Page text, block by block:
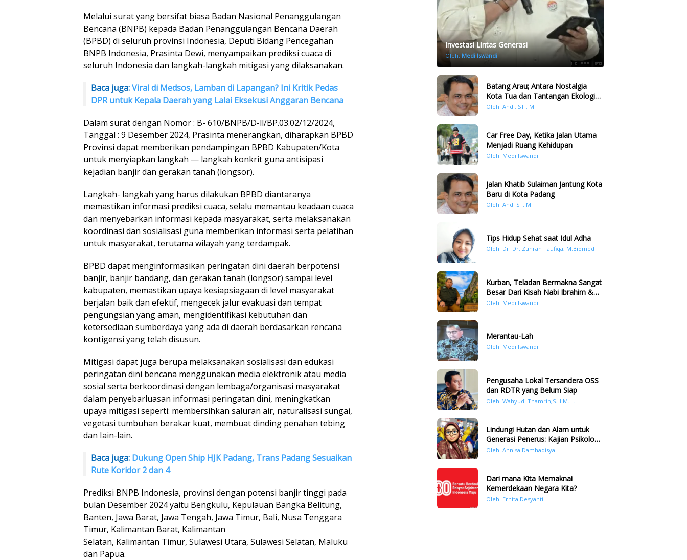
Melalui surat yang bersifat biasa Badan Nasional Penanggulangan
Bencana (BNPB) kepada Badan Penanggulangan Bencana Daerah
(BPBD) di seluruh provinsi Indonesia, Deputi Bidang Pencegahan
BNPB Indonesia, Prasinta Dewi, menyampaikan prediksi cuaca di
seluruh Indonesia dan langkah-langkah mitigasi yang dilaksanakan.
Baca juga:Viral di Medsos, Lamban di Lapangan? Ini Kritik Pedas
DPR untuk Kepala Daerah yang Lalai Eksekusi Anggaran Bencana
Dalam surat dengan Nomor : B- 610/BNPB/D-ll/BP.03.02/12/2024,
Tanggal : 9 Desember 2024, Prasinta menerangkan, diharapkan BPBD
Provinsi dapat memberikan pendampingan BPBD Kabupaten/Kota
untuk menyiapkan langkah — langkah konkrit guna antisipasi
kejadian banjir dan gerakan tanah (longsor).
Langkah- langkah yang harus dilakukan BPBD diantaranya
memastikan informasi prediksi cuaca, selalu memantau keadaan cuaca
dan menyebarkan informasi kepada masyarakat, serta melaksanakan
koordinasi dan sosialisasi guna memberikan informasi serta pelatihan
untuk masyarakat, terutama wilayah yang terdampak.
BPBD dapat menginformasikan peringatan dini daerah berpotensi
banjir, banjir bandang, dan gerakan tanah (longsor) sampai level
kabupaten, memastikan upaya kesiapsiagaan di level masyarakat
berjalan baik dan efektif, mengecek jalur evakuasi dan tempat
pengungsian yang aman, mengidentifikasi kebutuhan dan
ketersediaan sumberdaya yang ada di daerah berdasarkan rencana
kontigensi yang telah disusun.
Mitigasi dapat juga berupa melaksanakan sosialisasi dan edukasi
peringatan dini bencana menggunakan media elektronik atau media
sosial serta berkoordinasi dengan lembaga/organisasi masyarakat
dalam penyebarluasan informasi peringatan dini, meningkatkan
upaya mitigasi seperti: membersihkan saluran air, naturalisasi sungai,
vegetasi tumbuhan berakar kuat, membuat dinding penahan tebing
dan Iain-lain.
Baca juga: Dukung Open Ship HJK Padang, Trans Padang Sesuaikan
Rute Koridor 2 dan 4
Prediksi BNPB Indonesia, provinsi dengan potensi banjir tinggi pada
bulan Desember 2024 yaitu Bengkulu, Kepulauan Bangka Belitung,
Banten, Jawa Barat, Jawa Tengah, Jawa Timur, Bali, Nusa Tenggara
Timur, Kalimantan Barat, Kalimantan
Selatan, Kalimantan Timur, Sulawesi Utara, Sulawesi Selatan, Maluku
dan Papua.
Investasi Lintas Generasi
Oleh: Medi Iswandi
Batang Arau; Antara Nostalgia
Kota Tua dan Tantangan Ekologi
Kawasan
Oleh: Andi, ST., MT
Car Free Day, Ketika Jalan Utama
Menjadi Ruang Kehidupan
Oleh: Medi Iswandi
Jalan Khatib Sulaiman Jantung Kota
Baru di Kota Padang
Oleh: Andi ST. MT
Tips Hidup Sehat saat Idul Adha
Oleh: Dr. Dr. Zuhrah Taufiqa, M.Biomed
Kurban, Teladan Bermakna Sangat
Besar Dari Kisah Nabi Ibrahim &
Nabi Ismail
Oleh: Medi Iswandi
Merantau-Lah
Oleh: Medi Iswandi
Pengusaha Lokal Tersandera OSS
dan RDTR yang Belum Siap
Oleh: Wahyudi Thamrin,S.H.M.H.
Lindungi Hutan dan Alam untuk
Generasi Penerus: Kajian Psikologi
Bencana Hidrometeorologi di
Oleh: Annisa Damhadisya
Dari mana Kita Memaknai
Kemerdekaan Negara Kita?
Oleh: Ernita Desyanti